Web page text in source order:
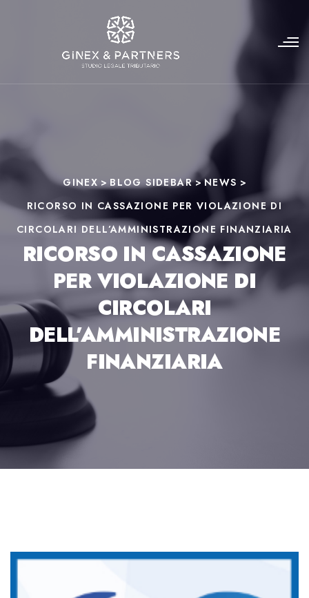
GINEX>BLOG SIDEBAR>NEWS >
RICORSO IN CASSAZIONE PER VIOLAZIONE DI
CIRCOLARI DELL’AMMINISTRAZIONE FINANZIARIA
RICORSO IN CASSAZIONE
PER VIOLAZIONE DI
CIRCOLARI
DELL’AMMINISTRAZIONE
FINANZIARIA